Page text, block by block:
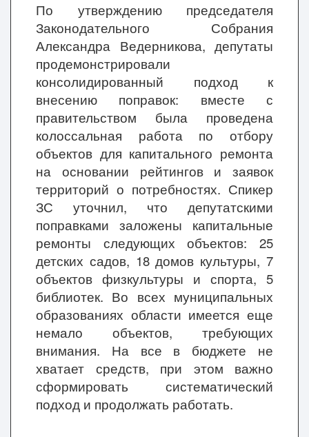
По утверждению председателя
Законодательного Собрания
Александра Ведерникова, депутаты
продемонстрировали
консолидированный подход к
внесению поправок: вместе с
правительством была проведена
колоссальная работа по отбору
объектов для капитального ремонта
на основании рейтингов и заявок
территорий о потребностях. Спикер
ЗС уточнил, что депутатскими
поправками заложены капитальные
ремонты следующих объектов: 25
детских садов, 18 домов культуры, 7
объектов физкультуры и спорта, 5
библиотек. Во всех муниципальных
образованиях области имеется еще
немало объектов, требующих
внимания. На все в бюджете не
хватает средств, при этом важно
сформировать систематический
подход и продолжать работать.